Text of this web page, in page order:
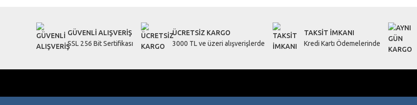
GÜVENLİ ALIŞVERİŞ
SSL 256 Bit Sertifikası
ÜCRETSİZ KARGO
3000 TL ve üzeri alışverişlerde
TAKSİT İMKANI
Kredi Kartı Ödemelerinde